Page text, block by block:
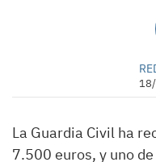
La Guardia Civil ha
7.500 euros, y uno